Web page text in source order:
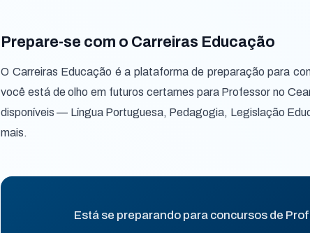
Prepare-se com o Carreiras Educação
O Carreiras Educação é a plataforma de preparação para
você está de olho em futuros certames para Professor no
disponíveis — Língua Portuguesa, Pedagogia, Legislação
mais.
Está se preparando para concursos de